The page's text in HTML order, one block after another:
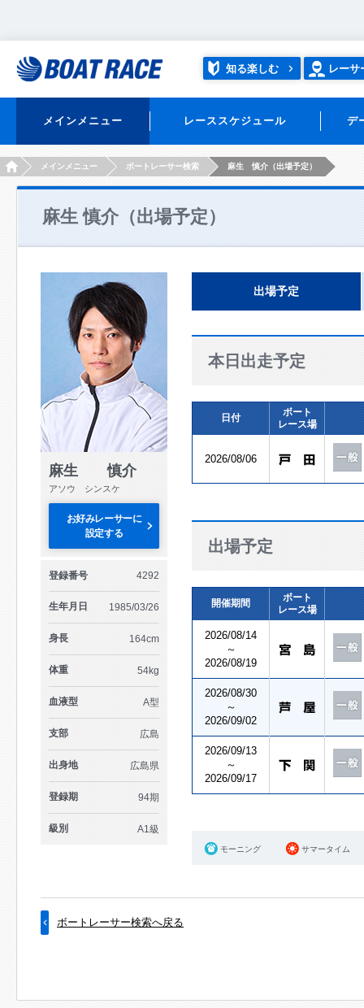
知る楽しむ レーサ
メインメニュー レーススケジュール デ
HOMEメインメニュー ボートレーサー検索 麻生 慎介（出場予定）
麻生 慎介（出場予定）
麻生 慎介
アソウ シンスケ
お好みレーサーに
設定する
登録番号 4292
生年月日 1985/03/26
身長 164cm
体重 54kg
血液型 A型
支部 広島
出身地 広島県
登録期 94期
級別 A1級
出場予定
本日出走予定
日付
ボート
レース場
2026/08/06
出場予定
開催期間
ボート
レース場
2026/08/14
～
2026/08/19
2026/08/30
～
2026/09/02
2026/09/13
～
2026/09/17
モーニング サマータイム
ボートレーサー検索へ戻る